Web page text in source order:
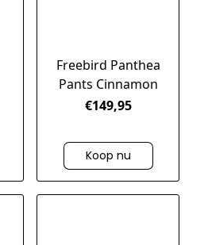
Freebird Panthea
Pants Cinnamon
€149,95
Koop nu